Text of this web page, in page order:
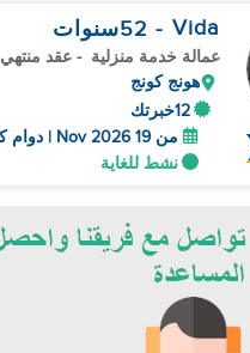
Vida
- 52 سنوات
عمالة خدمة منزلية - عقد منتهي
هونج كونج
12خبرتك
من 19 Nov 2026 | دوام كامل
نشط للغاية